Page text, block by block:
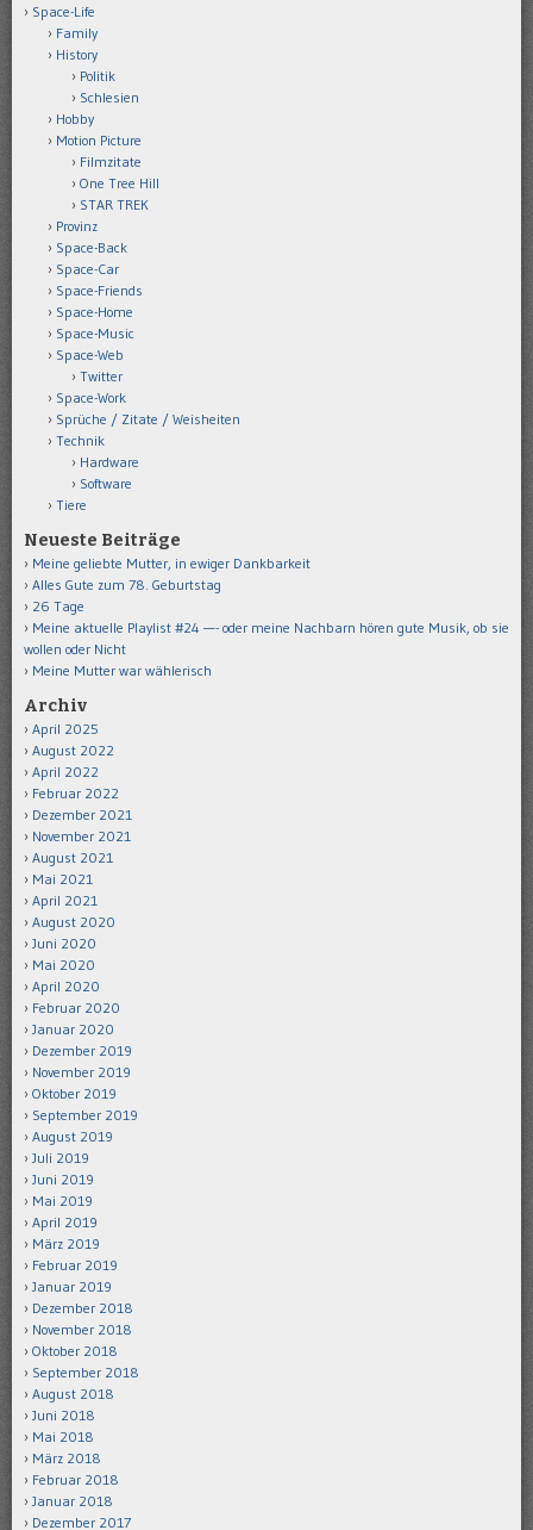
Space-Life
Family
History
Politik
Schlesien
Hobby
Motion Picture
Filmzitate
One Tree Hill
STAR TREK
Provinz
Space-Back
Space-Car
Space-Friends
Space-Home
Space-Music
Space-Web
Twitter
Space-Work
Sprüche / Zitate / Weisheiten
Technik
Hardware
Software
Tiere
Neueste Beiträge
Meine geliebte Mutter, in ewiger Dankbarkeit
Alles Gute zum 78. Geburtstag
26 Tage
Meine aktuelle Playlist #24 —- oder meine Nachbarn hören gute Musik, ob sie
wollen oder Nicht
Meine Mutter war wählerisch
Archiv
April 2025
August 2022
April 2022
Februar 2022
Dezember 2021
November 2021
August 2021
Mai 2021
April 2021
August 2020
Juni 2020
Mai 2020
April 2020
Februar 2020
Januar 2020
Dezember 2019
November 2019
Oktober 2019
September 2019
August 2019
Juli 2019
Juni 2019
Mai 2019
April 2019
März 2019
Februar 2019
Januar 2019
Dezember 2018
November 2018
Oktober 2018
September 2018
August 2018
Juni 2018
Mai 2018
März 2018
Februar 2018
Januar 2018
Dezember 2017